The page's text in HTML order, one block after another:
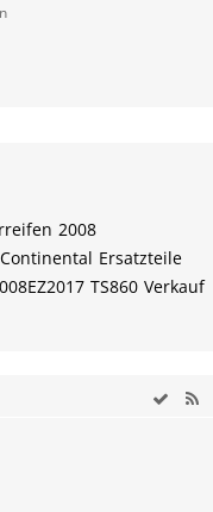
2008
Continental Ersatzteile
TS860 Verkauf